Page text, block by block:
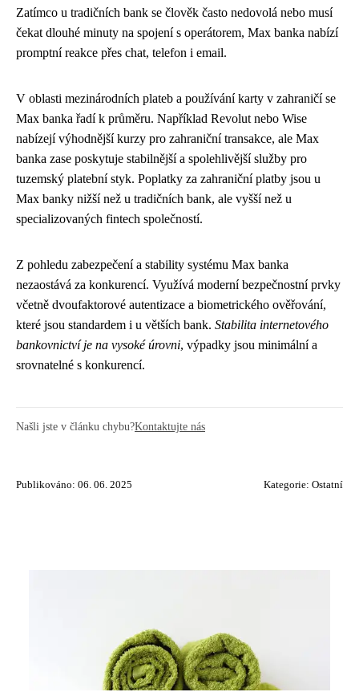
Zatímco u tradičních bank se člověk často nedovolá nebo musí
čekat dlouhé minuty na spojení s operátorem, Max banka nabízí
promptní reakce přes chat, telefon i email.
V oblasti mezinárodních plateb a používání karty v zahraničí se
Max banka řadí k průměru. Například Revolut nebo Wise
nabízejí výhodnější kurzy pro zahraniční transakce, ale Max
banka zase poskytuje stabilnější a spolehlivější služby pro
tuzemský platební styk. Poplatky za zahraniční platby jsou u
Max banky nižší než u tradičních bank, ale vyšší než u
specializovaných fintech společností.
Z pohledu zabezpečení a stability systému Max banka
nezaostává za konkurencí. Využívá moderní bezpečnostní prvky
včetně dvoufaktorové autentizace a biometrického ověřování,
které jsou standardem i u větších bank. Stabilita internetového
bankovnictví je na vysoké úrovni, výpadky jsou minimální a
srovnatelné s konkurencí.
Našli jste v článku chybu?Kontaktujte nás
Publikováno: 06. 06. 2025 Kategorie: Ostatní